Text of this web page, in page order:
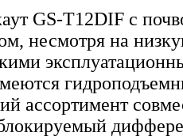
GS-T12DIF с
несмотря на
ассортимент